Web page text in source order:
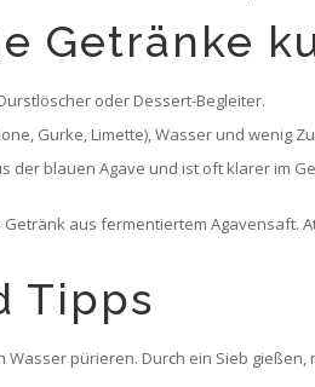
Getränke
oder Dessert-Begleiter.
Gurke, Limette), Wasser und wenig
der blauen Agave und ist oft klarer im
aus fermentiertem
Tipps
pürieren. Durch ein Sieb